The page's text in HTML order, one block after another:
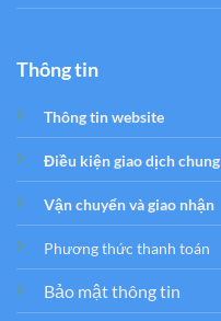
Thông tin
Thông tin website
Điều kiện giao dịch chung
Vận chuyển và giao nhận
Phương thức thanh toán
Bảo mật thông tin